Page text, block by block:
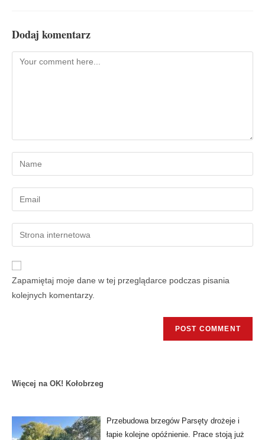
Dodaj komentarz
Zapamiętaj moje dane w tej przeglądarce podczas pisania
kolejnych komentarzy.
Więcej na OK! Kołobrzeg
Przebudowa brzegów Parsęty drożeje i
łapie kolejne opóźnienie. Prace stoją już